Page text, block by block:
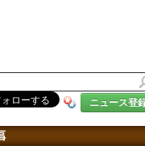
ニュース登